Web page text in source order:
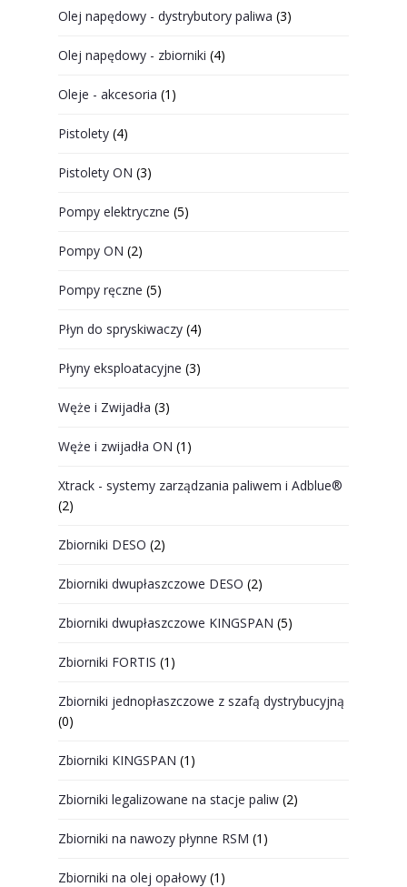
Olej napędowy - dystrybutory paliwa (3)
Olej napędowy - zbiorniki (4)
Oleje - akcesoria (1)
Pistolety (4)
Pistolety ON (3)
Pompy elektryczne (5)
Pompy ON (2)
Pompy ręczne (5)
Płyn do spryskiwaczy (4)
Płyny eksploatacyjne (3)
Węże i Zwijadła (3)
Węże i zwijadła ON (1)
Xtrack - systemy zarządzania paliwem i Adblue®
(2)
Zbiorniki DESO (2)
Zbiorniki dwupłaszczowe DESO (2)
Zbiorniki dwupłaszczowe KINGSPAN (5)
Zbiorniki FORTIS (1)
Zbiorniki jednopłaszczowe z szafą dystrybucyjną
(0)
Zbiorniki KINGSPAN (1)
Zbiorniki legalizowane na stacje paliw (2)
Zbiorniki na nawozy płynne RSM (1)
Zbiorniki na olej opałowy (1)